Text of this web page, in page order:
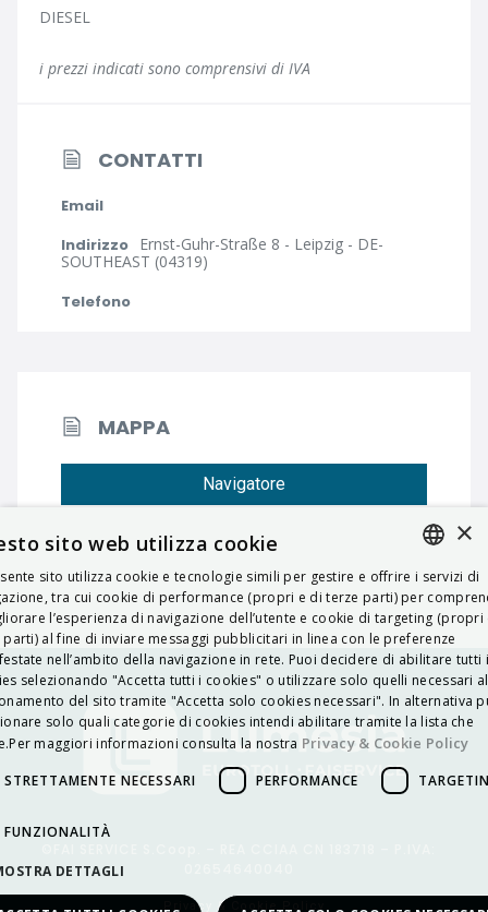
DIESEL
i prezzi indicati sono comprensivi di IVA
CONTATTI
Email
Indirizzo Ernst-Guhr-Straße 8 - Leipzig - DE-
SOUTHEAST (04319)
Telefono
MAPPA
Navigatore
Privacy & Cookie Policy
ITALIAN
ENGLISH
FRENCH
HUNGARIAN
DEUTSCH
POLSKI
×
sito web utilizza cookie
sito utilizza cookie e tecnologie simili per gestire e offrire i servizi di
tra cui cookie di performance (propri e di terze parti) per
l’esperienza di navigazione dell’utente e cookie di targeting (propri
parti) al fine di inviare messaggi pubblicitari in linea con le preferenze
nell’ambito della navigazione in rete. Puoi decidere di abilitare tutti i
selezionando "Accetta tutti i cookies" o utilizzare solo quelli necessari al
del sito tramite "Accetta solo cookies necessari". In alternativa
solo quali categorie di cookies intendi abilitare tramite la lista che
maggiori informazioni consulta la nostra Privacy & Cookie Policy
STRETTAMENTE NECESSARI PERFORMANCE
FUNZIONALITÀ
DETTAGLI